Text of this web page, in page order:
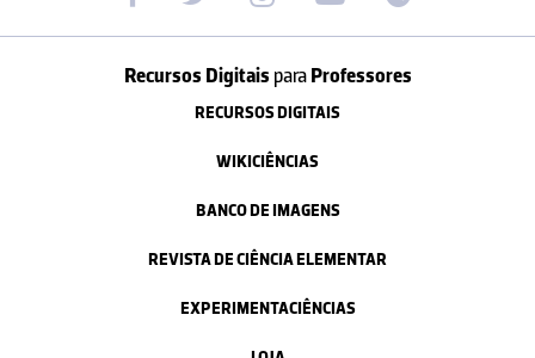
Recursos Digitais paraProfessores
RECURSOS DIGITAIS
WIKICIÊNCIAS
BANCO DE IMAGENS
REVISTA DE CIÊNCIA ELEMENTAR
EXPERIMENTACIÊNCIAS